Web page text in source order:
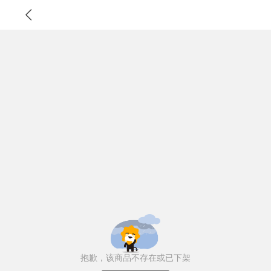
抱歉，该商品不存在或已下架